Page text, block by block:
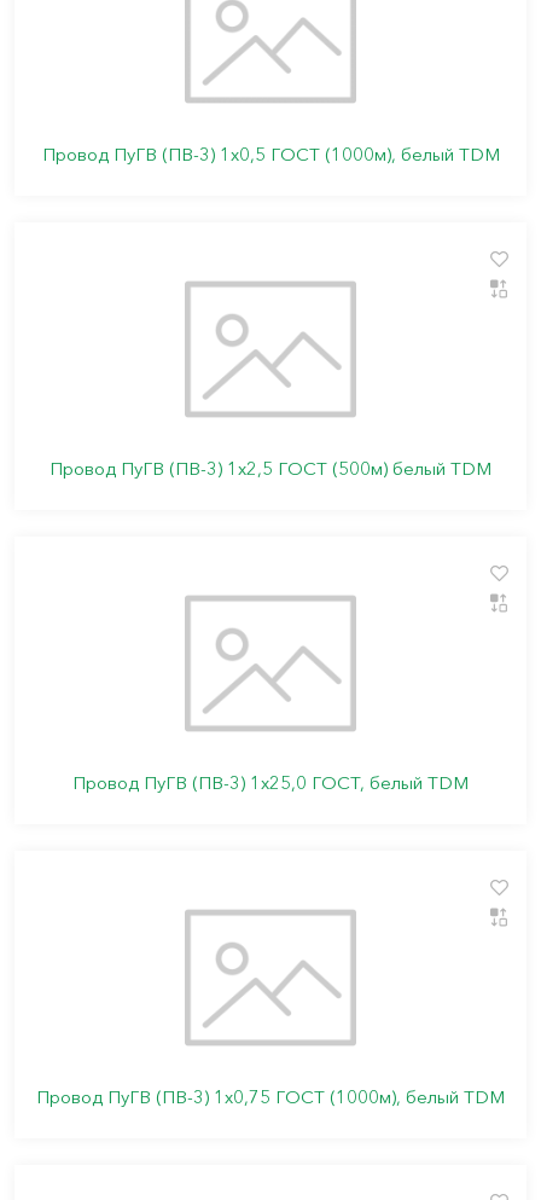
Провод ПуГВ (ПВ-3) 1х0,5 ГОСТ (1000м), белый TDM
Провод ПуГВ (ПВ-3) 1х2,5 ГОСТ (500м) белый TDM
Провод ПуГВ (ПВ-3) 1х25,0 ГОСТ, белый TDM
Провод ПуГВ (ПВ-3) 1х0,75 ГОСТ (1000м), белый TDM